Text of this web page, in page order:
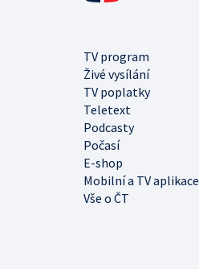
TV program
Živé vysílání
TV poplatky
Teletext
Podcasty
Počasí
E-shop
Mobilní a TV aplikace
Vše o ČT